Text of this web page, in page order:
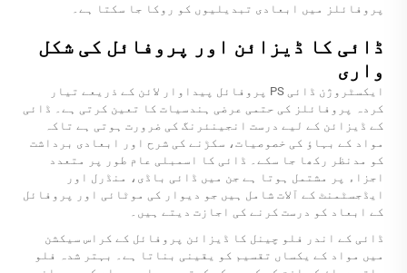
پروفائلز میں ابعادی تبدیلیوں کو روکا جا سکتا ہے۔
ڈائی کا ڈیزائن اور پروفائل کی شکل
واری
ایکسٹروژن ڈائی PS پروفائل پیداوار لائن کے ذریعے تیار
کردہ پروفائلز کی حتمی عرضی ہندسیات کا تعین کرتی ہے۔ ڈائی
کے ڈیزائن کے لیے درست انجینئرنگ کی ضرورت ہوتی ہے تاکہ
مواد کے بہاؤ کی خصوصیات، سکڑنے کی شرح اور ابعادی برداشت
کو مدنظر رکھا جا سکے۔ ڈائی کا اسمبلی عام طور پر متعدد
اجزاء پر مشتمل ہوتا ہے جن میں ڈائی باڈی، منڈرل اور
ایڈجسٹمنٹ کے آلات شامل ہیں جو دیوار کی موٹائی اور پروفائل
کے ابعاد کو درست کرنے کی اجازت دیتے ہیں۔
ڈائی کے اندر فلو چینل کا ڈیزائن پروفائل کے کراس سیکشن
میں مواد کے یکساں تقسیم کو یقینی بناتا ہے۔ بہتر شدہ فلو